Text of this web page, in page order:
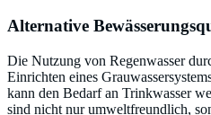
Alternative
Die Nutzung von Regenwasser
Einrichten eines
kann den Bedarf an Trinkwasser
sind nicht nur umweltfreundlich,